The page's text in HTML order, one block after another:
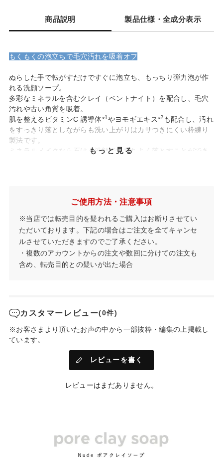
商品説明 製品仕様・全成分表示
もくもくの泡立ちで毛穴汚れを吸着オフ
ぬらした手で転がすだけですぐに泡立ち、もっちり弾力泡が作
れる洗顔ソープ。
多彩なミネラルを含むクレイ（ベントナイト）を配合し、毛穴
汚れや古い角質を吸着。
肌を整えるビタミンC 誘導体*1 やヨモギエキス*2 も配合し、汚れ
をすっきり落としながらも洗い上がりはカサつきにくい枠練り
製法です。
ミネラルメイクなら石けん洗顔で気持ちよく落とすことができ
もっと見る
ご使用方法・注意事項
※当店では転売目的を疑われるご購入はお断りさせてい
ただいております。下記の場合はご注文を全てキャンセ
ルさせていただきますのでご了承ください。
・複数のアカウントからの注文や数回に分けての注文も
含め、転売目的との疑いが出た場合
カスタマーレビュー(0件)
※お客さまより頂いたお声の中から一部抜粋・編集の上掲載し
ています。
レビューを書く
レビューはまだありません。